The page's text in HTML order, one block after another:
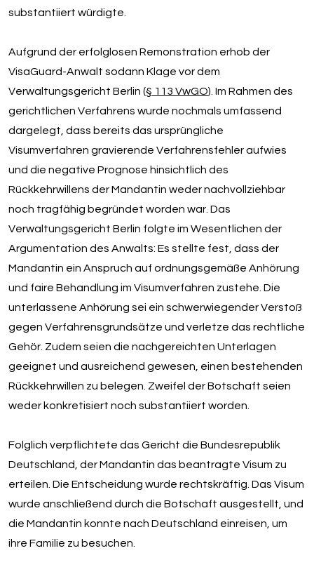
substantiiert würdigte.
Aufgrund der erfolglosen Remonstration erhob der
VisaGuard-Anwalt sodann Klage vor dem
Verwaltungsgericht Berlin (§ 113 VwGO). Im Rahmen des
gerichtlichen Verfahrens wurde nochmals umfassend
dargelegt, dass bereits das ursprüngliche
Visumverfahren gravierende Verfahrensfehler aufwies
und die negative Prognose hinsichtlich des
Rückkehrwillens der Mandantin weder nachvollziehbar
noch tragfähig begründet worden war. Das
Verwaltungsgericht Berlin folgte im Wesentlichen der
Argumentation des Anwalts: Es stellte fest, dass der
Mandantin ein Anspruch auf ordnungsgemäße Anhörung
und faire Behandlung im Visumverfahren zustehe. Die
unterlassene Anhörung sei ein schwerwiegender Verstoß
gegen Verfahrensgrundsätze und verletze das rechtliche
Gehör. Zudem seien die nachgereichten Unterlagen
geeignet und ausreichend gewesen, einen bestehenden
Rückkehrwillen zu belegen. Zweifel der Botschaft seien
weder konkretisiert noch substantiiert worden.
Folglich verpflichtete das Gericht die Bundesrepublik
Deutschland, der Mandantin das beantragte Visum zu
erteilen. Die Entscheidung wurde rechtskräftig. Das Visum
wurde anschließend durch die Botschaft ausgestellt, und
die Mandantin konnte nach Deutschland einreisen, um
ihre Familie zu besuchen.